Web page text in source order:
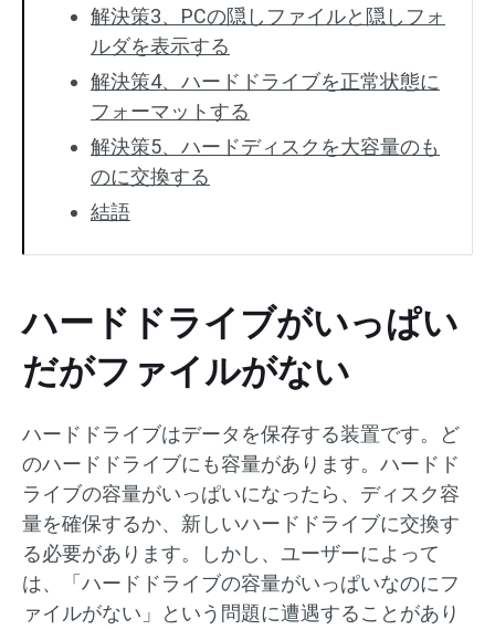
解決策3、PCの隠しファイルと隠しフォ
ルダを表示する
解決策4、ハードドライブを正常状態に
フォーマットする
解決策5、ハードディスクを大容量のも
のに交換する
結語
ハードドライブがいっぱい
だがファイルがない
ハードドライブはデータを保存する装置です。ど
のハードドライブにも容量があります。ハードド
ライブの容量がいっぱいになったら、ディスク容
量を確保するか、新しいハードドライブに交換す
る必要があります。しかし、ユーザーによって
は、「ハードドライブの容量がいっぱいなのにフ
ァイルがない」という問題に遭遇することがあり